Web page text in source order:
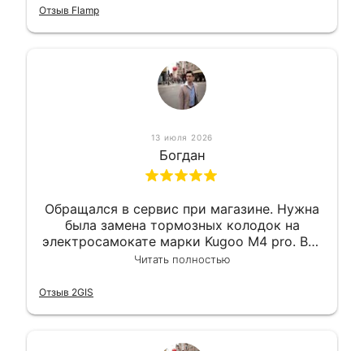
Отзыв Flamp
13 июля 2026
Богдан
Обращался в сервис при магазине. Нужна
была замена тормозных колодок на
электросамокате марки Kugoo M4 pro. Всё
сделали в лучшем виде и в максимально
гарантии, поэтому и обратился в этот
Читать полностью
Отзыв 2GIS